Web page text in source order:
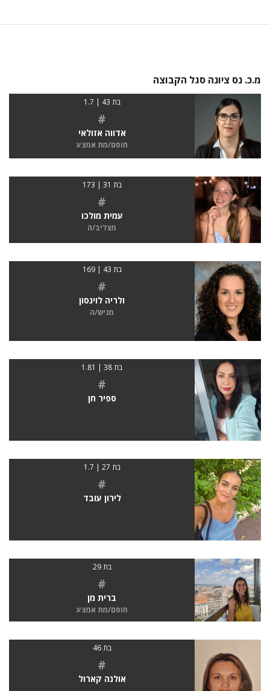
מ.כ. נס ציונה סגל הקבוצה
בת 43 | 1.7
#
אדווה אזולאי
חוסם/מת אמצע
בת 31 | 173
#
עמית מולכו
מצליב/ה
בת 43 | 169
#
ולריה לוינסון
מגיש/ה
בת 38 | 1.81
#
ספיר חן
בת 27 | 1.7
#
לירון עובד
בת 29
#
ברית מן
חוסם/מת אמצע
בת 46
#
אולנה קארול